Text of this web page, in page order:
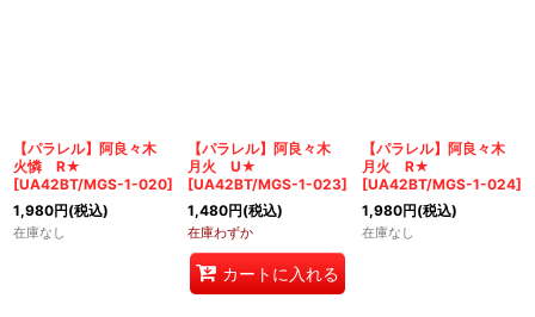
【パラレル】阿良々木
火憐 R★
[UA42BT/MGS-1-020]
1,980円(税込)
在庫なし
【パラレル】阿良々木
月火 U★
[UA42BT/MGS-1-023]
1,480円(税込)
在庫わずか
カートに入れる
【パラレル】阿良々木
月火 R★
[UA42BT/MGS-1-024]
1,980円(税込)
在庫なし